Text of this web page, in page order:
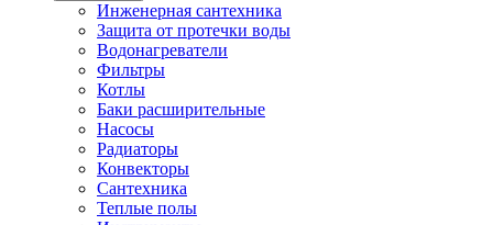
Инженерная сантехника
Защита от протечки воды
Водонагреватели
Фильтры
Котлы
Баки расширительные
Насосы
Радиаторы
Конвекторы
Сантехника
Теплые полы